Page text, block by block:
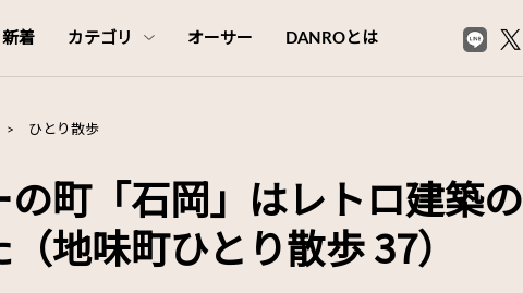
新着 カテゴリ オーサー DANROとは
> ひとり散歩
町「石岡」はレトロ建築の
地味町ひとり散歩 37）